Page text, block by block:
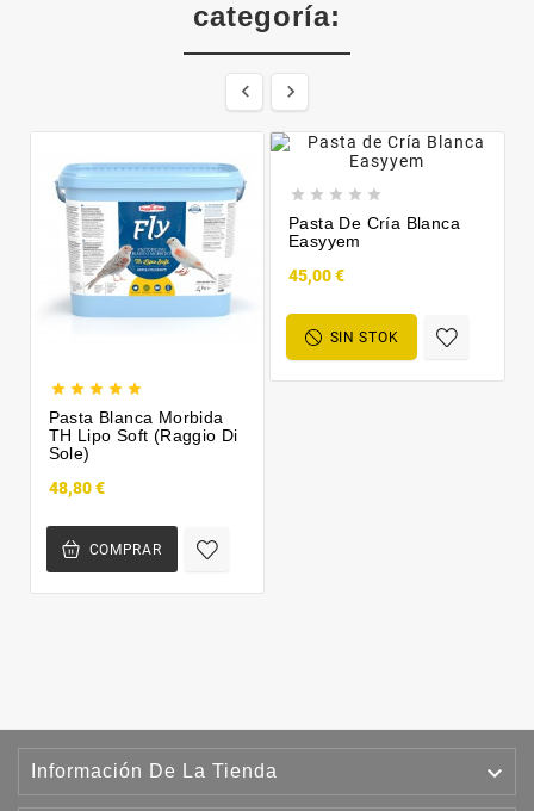
categoría:
 
    
Pasta Blanca Morbida
TH Lipo Soft (Raggio Di
Sole)
48,80 €
COMPRAR
    
Pasta De Cría Blanca
Easyyem
45,00 €
SIN STOK
Información De La Tienda 